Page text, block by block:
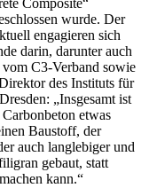
Composite“
wurde. Der
engagieren sich
darin, darunter auch
C3-Verband sowie
des Instituts für
„Insgesamt ist
etwas
Baustoff, der
auch langlebiger und
gebaut, statt
kann.“